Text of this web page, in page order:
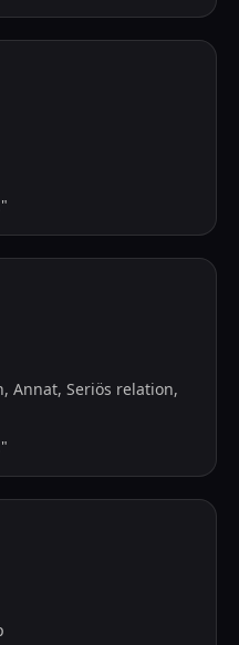
"
Annat, Seriös relation,
"